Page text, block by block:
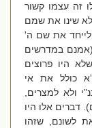
עצמו קשור
שינו את שמם
את שם ה'
במדרשים
היו פרוצים
כולל את אי
ולא למצרים,
אלו היו
שזהו